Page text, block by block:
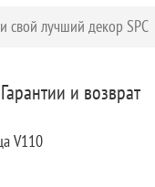
Гарантии и возврат
V110